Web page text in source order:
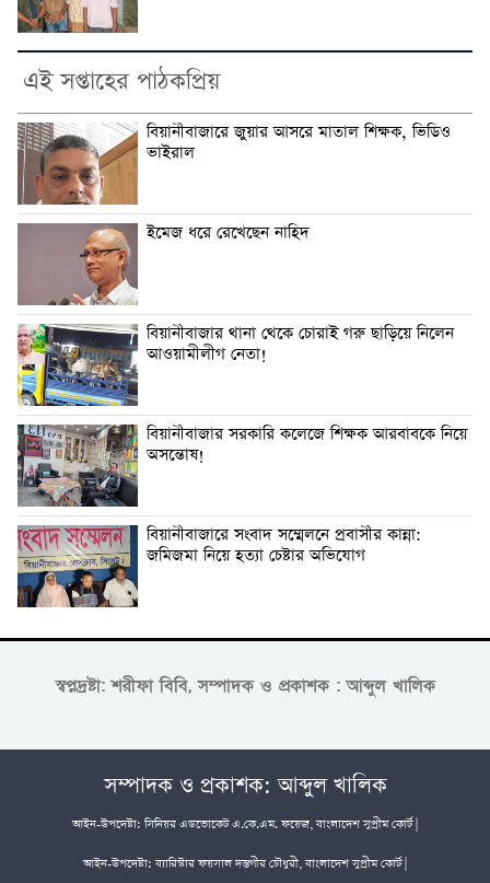
এই সপ্তাহের পাঠকপ্রিয়
বিয়ানীবাজারে জুয়ার আসরে মাতাল শিক্ষক, ভিডিও
ভাইরাল
ইমেজ ধরে রেখেছেন নাহিদ
বিয়ানীবাজার থানা থেকে চোরাই গরু ছাড়িয়ে নিলেন
আওয়ামীলীগ নেতা!
বিয়ানীবাজার সরকারি কলেজে শিক্ষক আরবাবকে নিয়ে
অসন্তোষ!
বিয়ানীবাজারে সংবাদ সম্মেলনে প্রবাসীর কান্না:
জমিজমা নিয়ে হত্যা চেষ্টার অভিযোগ
স্বপ্নদ্রষ্টা: শরীফা বিবি, সম্পাদক ও প্রকাশক : আব্দুল খালিক
সম্পাদক ও প্রকাশক: আব্দুল খালিক
আইন-উপদেষ্টা: সিনিয়র এডভোকেট এ.কে.এম. ফয়েজ, বাংলাদেশ সুপ্রীম কোর্ট |
আইন-উপদেষ্টা: ব্যারিস্টার ফয়সাল দস্তগীর চৌধুরী, বাংলাদেশ সুপ্রীম কোর্ট |